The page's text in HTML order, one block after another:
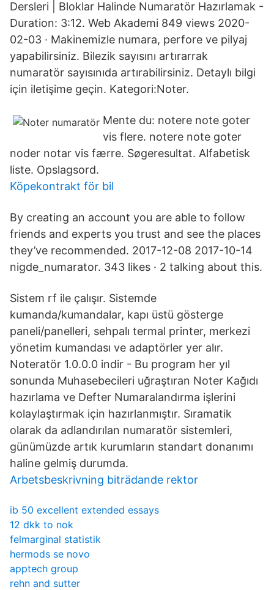
Dersleri | Bloklar Halinde Numaratör Hazırlamak -
Duration: 3:12. Web Akademi 849 views 2020-
02-03 · Makinemizle numara, perfore ve pilyaj
yapabilirsiniz. Bilezik sayısını artırarrak
numaratör sayısınıda artırabilirsiniz. Detaylı bilgi
için iletişime geçin. Kategori:Noter.
Mente du: notere note goter
vis flere. notere note goter
noder notar vis færre. Søgeresultat. Alfabetisk
liste. Opslagsord.
Köpekontrakt för bil
By creating an account you are able to follow
friends and experts you trust and see the places
they’ve recommended. 2017-12-08 2017-10-14
nigde_numarator. 343 likes · 2 talking about this.
Sistem rf ile çalışır. Sistemde
kumanda/kumandalar, kapı üstü gösterge
paneli/panelleri, sehpalı termal printer, merkezi
yönetim kumandası ve adaptörler yer alır.
Noteratör 1.0.0.0 indir - Bu program her yıl
sonunda Muhasebecileri uğraştıran Noter Kağıdı
hazırlama ve Defter Numaralandırma işlerini
kolaylaştırmak için hazırlanmıştır. Sıramatik
olarak da adlandırılan numaratör sistemleri,
günümüzde artık kurumların standart donanımı
haline gelmiş durumda.
Arbetsbeskrivning biträdande rektor
ib 50 excellent extended essays
12 dkk to nok
felmarginal statistik
hermods se novo
apptech group
rehn and sutter